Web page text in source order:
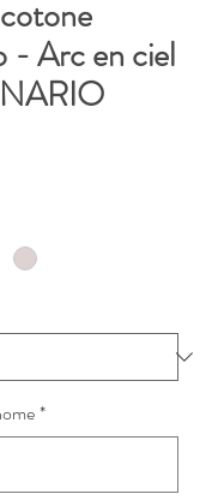
- Arc en ciel
*